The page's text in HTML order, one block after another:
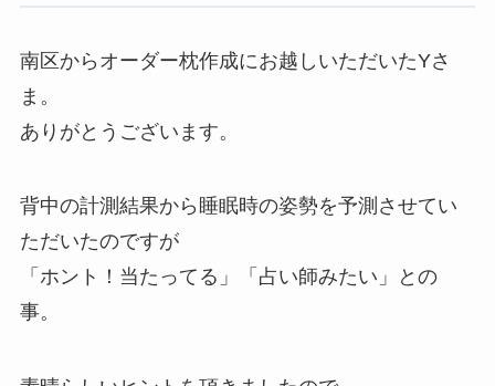
南区からオーダー枕作成にお越しいただいたYさ
ま。
ありがとうございます。
背中の計測結果から睡眠時の姿勢を予測させてい
ただいたのですが
「ホント！当たってる」「占い師みたい」との
事。